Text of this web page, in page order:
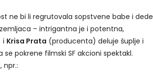
ne bi li regrutovala sopstvene babe i dede
– intrigantna je i potentna,
i Krisa Prata (producenta) deluje šuplje i
pokrene filmski SF akcioni spektakl.
npr.: